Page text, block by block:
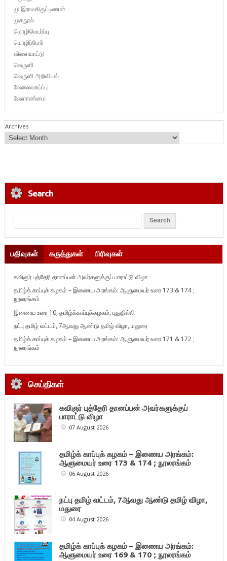
மு.இராமகிருட்டிணன்
முகநூல்
மொழிபெயர்ப்பு
மொழிப்போர்
விளையாட்டு
வெருளி
வெருளி அறிவியல்
வேலைவாய்ப்பு
வேளாண்மை
Archives
Search
பதிவுகள் கருத்துகள் பிரிவுகள்
கவிஞர் புத்தேரி தானப்பன் அவர்களுக்குப் பாராட்டு விழா
தமிழ்க் காப்புக் கழகம் – இணைய அரங்கம்: ஆளுமையர் உரை 173 & 174 ;
நூலரங்கம்
இணைய உரை 10, தமிழ்க்காப்புக்கழகம், புதுதில்லி
நட்பு தமிழ் வட்டம், 7ஆவது ஆண்டு தமிழ் விழா, மதுரை
தமிழ்க் காப்புக் கழகம் – இணைய அரங்கம்: ஆளுமையர் உரை 171 & 172 ;
நூலரங்கம்
செய்திகள்
கவிஞர் புத்தேரி தானப்பன் அவர்களுக்குப்
பாராட்டு விழா
07 August 2026
தமிழ்க் காப்புக் கழகம் – இணைய அரங்கம்:
ஆளுமையர் உரை 173 & 174 ; நூலரங்கம்
06 August 2026
நட்பு தமிழ் வட்டம், 7ஆவது ஆண்டு தமிழ் விழா,
மதுரை
04 August 2026
தமிழ்க் காப்புக் கழகம் – இணைய அரங்கம்:
ஆளுமையர் உரை 169 & 170 ; நூலரங்கம்